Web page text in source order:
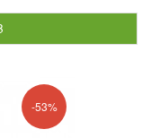
-53%